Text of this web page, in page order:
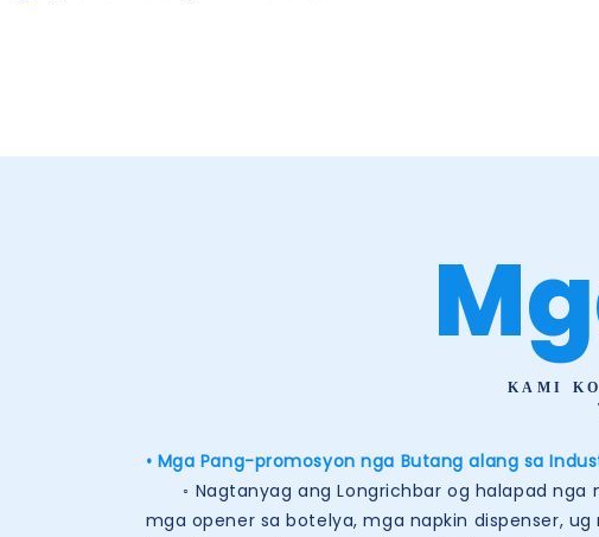
KAMI
• Mga Pang-promosyon nga Butang alang sa
◦ Nagtanyag ang Longrichbar og halapad nga
mga opener sa botelya, mga napkin dispenser,